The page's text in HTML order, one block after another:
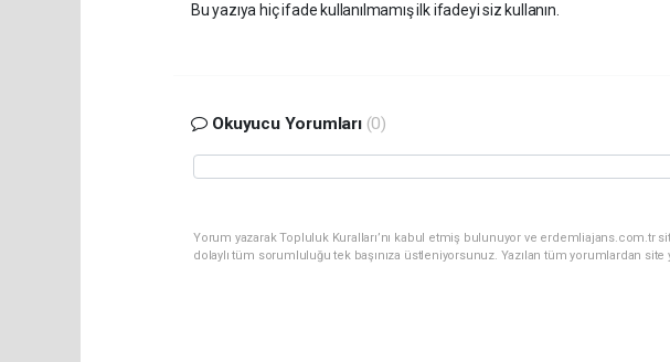
Bu yazıya hiç ifade kullanılmamış ilk ifadeyi siz kullanın.
Okuyucu Yorumları (0)
Yorum yazarak Topluluk Kuralları’nı kabul etmiş bulunuyor ve erdemliajans.com.tr
dolaylı tüm sorumluluğu tek başınıza üstleniyorsunuz. Yazılan tüm yorumlardan